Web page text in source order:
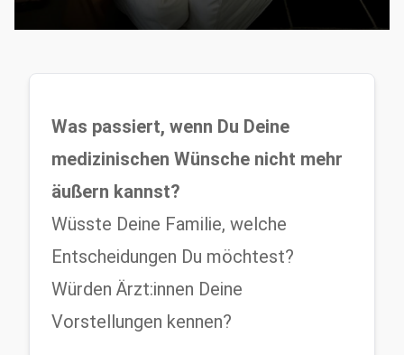
Was passiert, wenn Du Deine
medizinischen Wünsche nicht mehr
äußern kannst?
Wüsste Deine Familie, welche
Entscheidungen Du möchtest?
Würden Ärzt:innen Deine
Vorstellungen kennen?